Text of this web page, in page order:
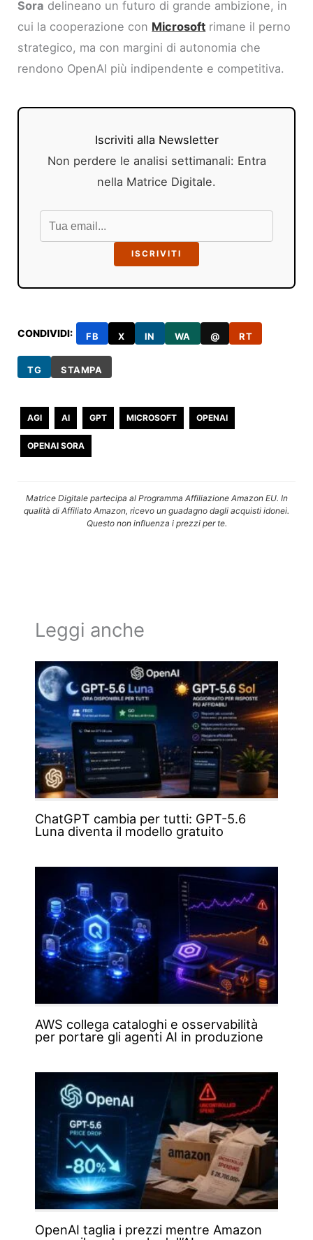
Sora delineano un futuro di grande ambizione, in
cui la cooperazione con Microsoft rimane il perno
strategico, ma con margini di autonomia che
rendono OpenAI più indipendente e competitiva.
Iscriviti alla Newsletter
Non perdere le analisi settimanali: Entra
nella Matrice Digitale.
ISCRIVITI
CONDIVIDI: FB X IN WA @ RT
TG STAMPA
AGI AI GPT MICROSOFT OPENAI
OPENAI SORA
Matrice Digitale partecipa al Programma Affiliazione Amazon EU. In
qualità di Affiliato Amazon, ricevo un guadagno dagli acquisti idonei.
Questo non influenza i prezzi per te.
Leggi anche
ChatGPT cambia per tutti: GPT-5.6
Luna diventa il modello gratuito
AWS collega cataloghi e osservabilità
per portare gli agenti AI in produzione
OpenAI taglia i prezzi mentre Amazon